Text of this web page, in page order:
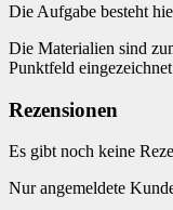
Die Aufgabe besteht
Die Materialien sind
Punktfeld
Rezensionen
Es gibt noch keine
Nur angemeldete